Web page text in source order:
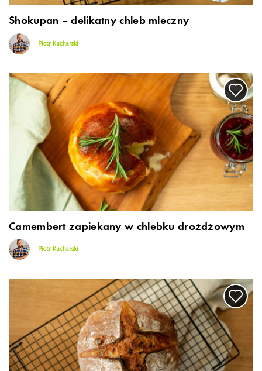
Shokupan – delikatny chleb mleczny
Piotr Kucharski
Camembert zapiekany w chlebku drożdżowym
Piotr Kucharski